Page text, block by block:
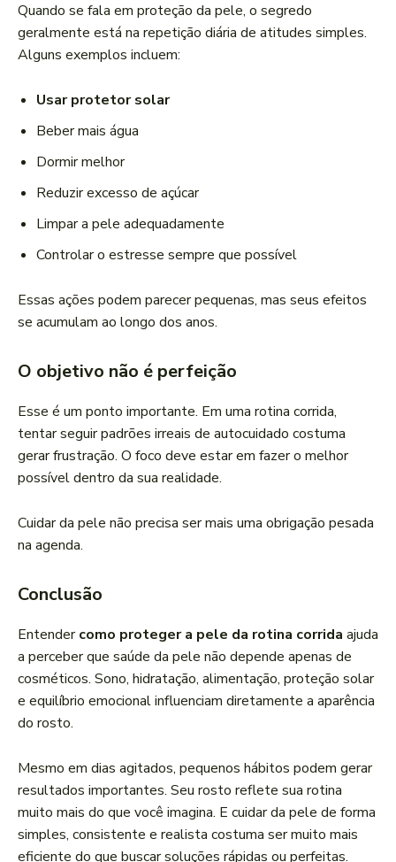
Quando se fala em proteção da pele, o segredo
geralmente está na repetição diária de atitudes simples.
Alguns exemplos incluem:
Usar protetor solar
Beber mais água
Dormir melhor
Reduzir excesso de açúcar
Limpar a pele adequadamente
Controlar o estresse sempre que possível
Essas ações podem parecer pequenas, mas seus efeitos
se acumulam ao longo dos anos.
O objetivo não é perfeição
Esse é um ponto importante. Em uma rotina corrida,
tentar seguir padrões irreais de autocuidado costuma
gerar frustração. O foco deve estar em fazer o melhor
possível dentro da sua realidade.
Cuidar da pele não precisa ser mais uma obrigação pesada
na agenda.
Conclusão
Entendercomo proteger a pele da rotina corrida ajuda
a perceber que saúde da pele não depende apenas de
cosméticos. Sono, hidratação, alimentação, proteção solar
e equilíbrio emocional influenciam diretamente a aparência
do rosto.
Mesmo em dias agitados, pequenos hábitos podem gerar
resultados importantes. Seu rosto reflete sua rotina
muito mais do que você imagina. E cuidar da pele de forma
simples, consistente e realista costuma ser muito mais
eficiente do que buscar soluções rápidas ou perfeitas.